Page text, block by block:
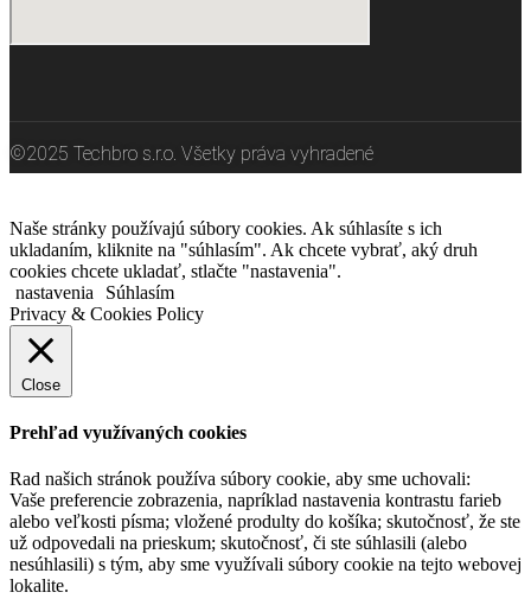
©2025 Techbro s.r.o. Všetky práva vyhradené
Naše stránky používajú súbory cookies. Ak súhlasíte s ich
ukladaním, kliknite na "súhlasím". Ak chcete vybrať, aký druh
cookies chcete ukladať, stlačte "nastavenia".
nastavenia
Súhlasím
Privacy & Cookies Policy
Close
Prehľad využívaných cookies
Rad našich stránok používa súbory cookie, aby sme uchovali:
Vaše preferencie zobrazenia, napríklad nastavenia kontrastu farieb
alebo veľkosti písma; vložené produlty do košíka; skutočnosť, že ste
už odpovedali na prieskum; skutočnosť, či ste súhlasili (alebo
nesúhlasili) s tým, aby sme využívali súbory cookie na tejto webovej
lokalite.